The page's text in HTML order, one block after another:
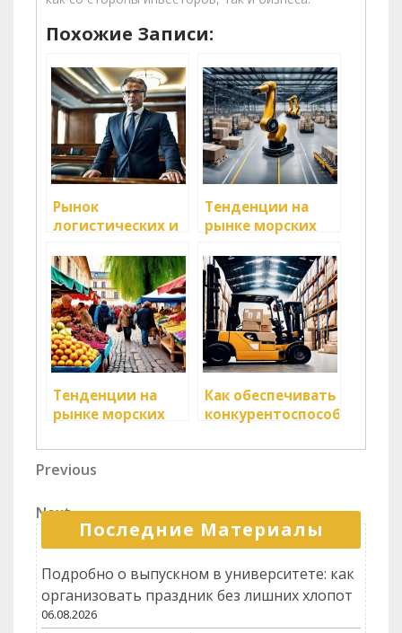
Похожие Записи:
Рынок
логистических и
услуг: анализ
Тенденции на
рынке морских
Тенденции на
рынке морских
Как обеспечивать
конкурентоспособность
услуг
Навигация
по
записям
Previous
Previous
Next
Post
Next
Последние Материалы
Подробно о выпускном в университете: как
организовать праздник без лишних хлопот
06.08.2026